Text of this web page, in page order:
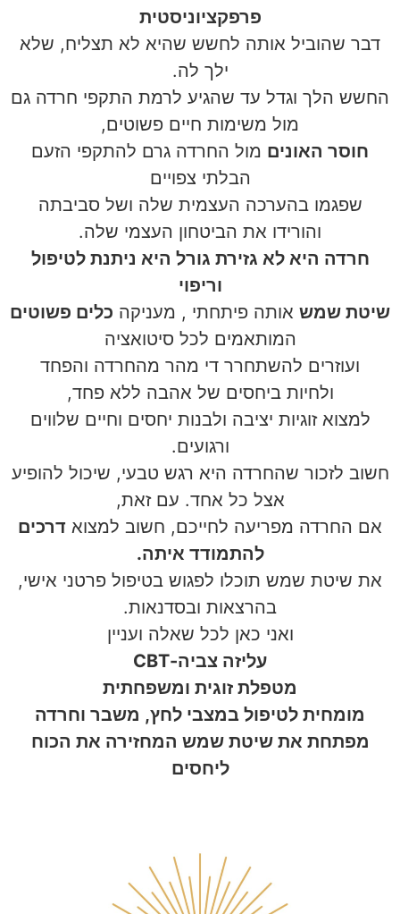
פרפקציוניסטית
דבר שהוביל אותה לחשש שהיא לא תצליח, שלא
ילך לה.
החשש הלך וגדל עד שהגיע לרמת התקפי חרדה גם
מול משימות חיים פשוטים,
חוסר האונים מול החרדה גרם להתקפי הזעם
הבלתי צפויים
שפגמו בהערכה העצמית שלה ושל סביבתה
והורידו את הביטחון העצמי שלה.
חרדה היא לא גזירת גורל היא ניתנת לטיפול
וריפוי
שיטת שמש אותה פיתחתי , מעניקה כלים פשוטים
המותאמים לכל סיטואציה
ועוזרים להשתחרר די מהר מהחרדה והפחד
ולחיות ביחסים של אהבה ללא פחד,
למצוא זוגיות יציבה ולבנות יחסים וחיים שלווים
ורגועים.
חשוב לזכור שהחרדה היא רגש טבעי, שיכול להופיע
אצל כל אחד. עם זאת,
אם החרדה מפריעה לחייכם, חשוב למצוא דרכים
להתמודד איתה.
את שיטת שמש תוכלו לפגוש בטיפול פרטני אישי,
בהרצאות ובסדנאות.
ואני כאן לכל שאלה ועניין
עליזה צביה-CBT
מטפלת זוגית ומשפחתית
מומחית לטיפול במצבי לחץ, משבר וחרדה
מפתחת את שיטת שמש המחזירה את הכוח
ליחסים